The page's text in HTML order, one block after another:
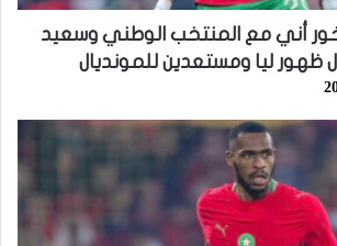
أني مع المنتخب الوطني وسعيد
ظهور ليا ومستعدين للمونديال